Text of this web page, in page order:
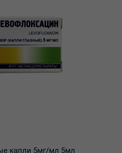
капли 5мг/мл 5мл